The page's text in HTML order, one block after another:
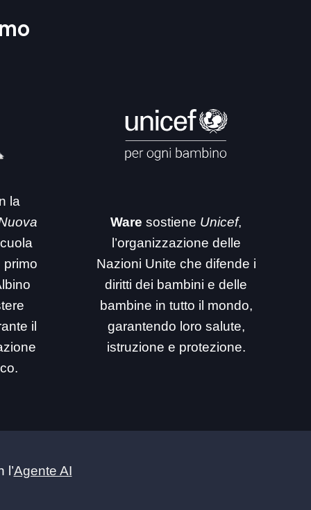
la
primo
il
Ware sostiene Unicef,
l’organizzazione delle
Nazioni Unite che difende i
diritti dei bambini e delle
bambine in tutto il mondo,
garantendo loro salute,
istruzione e protezione.
l’Agente AI